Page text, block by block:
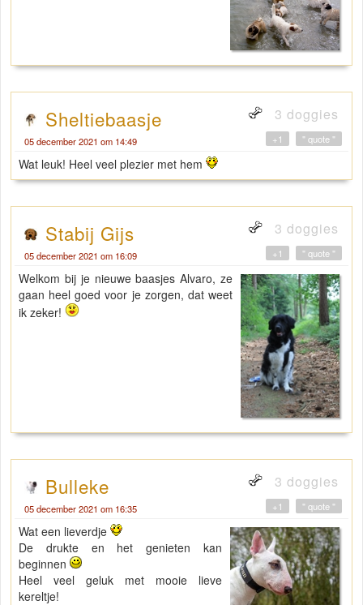
Sheltiebaasje 3 doggies
05 december 2021 om 14:49 " quote "
+1
Wat leuk! Heel veel plezier met hem
Stabij Gijs 3 doggies
05 december 2021 om 16:09 " quote "
+1
Welkom bij je nieuwe baasjes Alvaro, ze
gaan heel goed voor je zorgen, dat weet
ik zeker!
Bulleke 3 doggies
05 december 2021 om 16:35 " quote "
+1
Wat een lieverdje
De drukte en het genieten kan
beginnen
Heel veel geluk met mooie lieve
kereltje!